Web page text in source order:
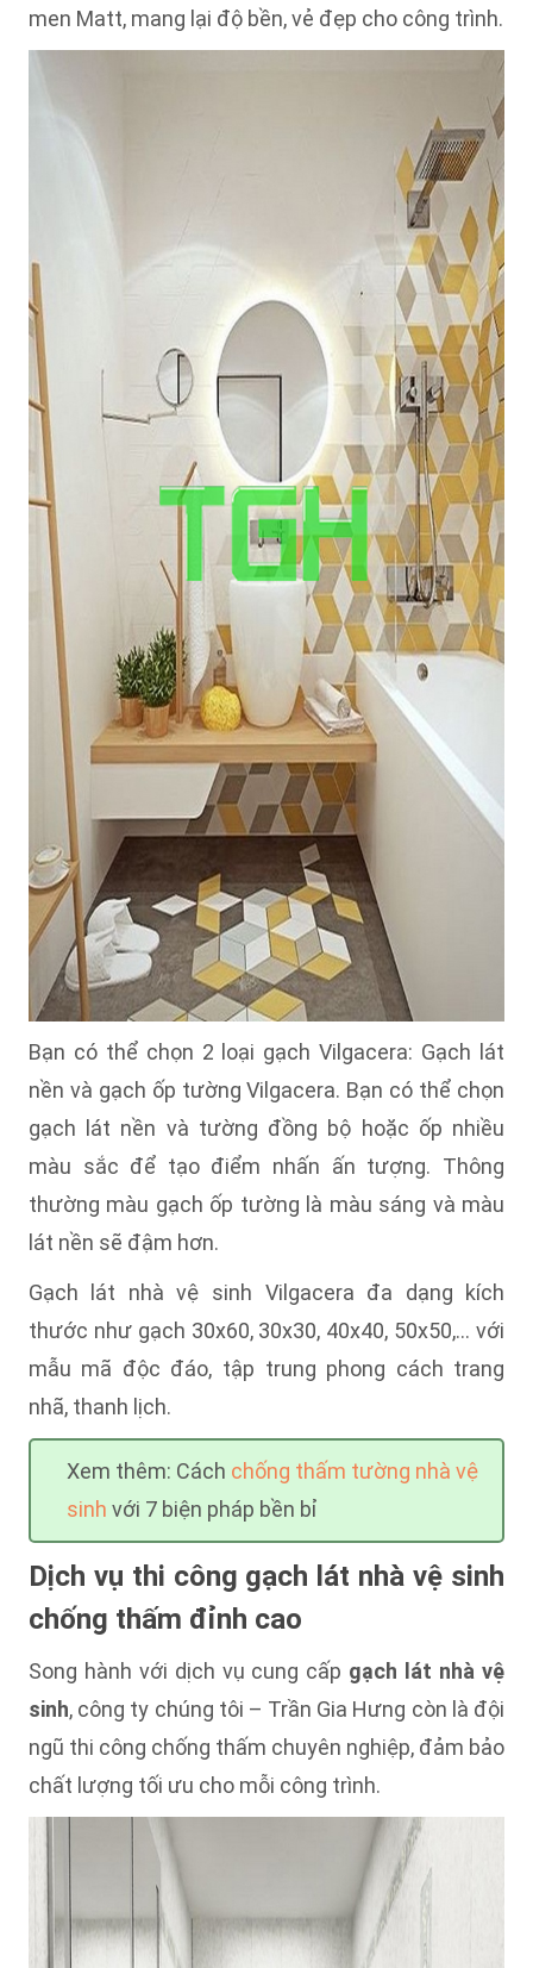
men Matt, mang lại độ bền, vẻ đẹp cho công trình.
Bạn có thể chọn 2 loại gạch Vilgacera: Gạch lát
nền và gạch ốp tường Vilgacera. Bạn có thể chọn
gạch lát nền và tường đồng bộ hoặc ốp nhiều
màu sắc để tạo điểm nhấn ấn tượng. Thông
thường màu gạch ốp tường là màu sáng và màu
lát nền sẽ đậm hơn.
Gạch lát nhà vệ sinh Vilgacera đa dạng kích
thước như gạch 30x60, 30x30, 40x40, 50x50,… với
mẫu mã độc đáo, tập trung phong cách trang
nhã, thanh lịch.
Xem thêm: Cách chống thấm tường nhà vệ
sinh với 7 biện pháp bền bỉ
Dịch vụ thi công gạch lát nhà vệ sinh
chống thấm đỉnh cao
Song hành với dịch vụ cung cấp gạch lát nhà vệ
sinh, công ty chúng tôi – Trần Gia Hưng còn là đội
ngũ thi công chống thấm chuyên nghiệp, đảm bảo
chất lượng tối ưu cho mỗi công trình.